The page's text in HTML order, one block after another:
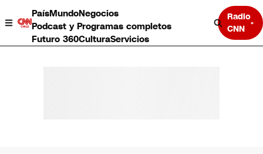
PaísMundoNegocios
Podcast y Programas completos
Futuro 360CulturaServicios
Radio
CNN